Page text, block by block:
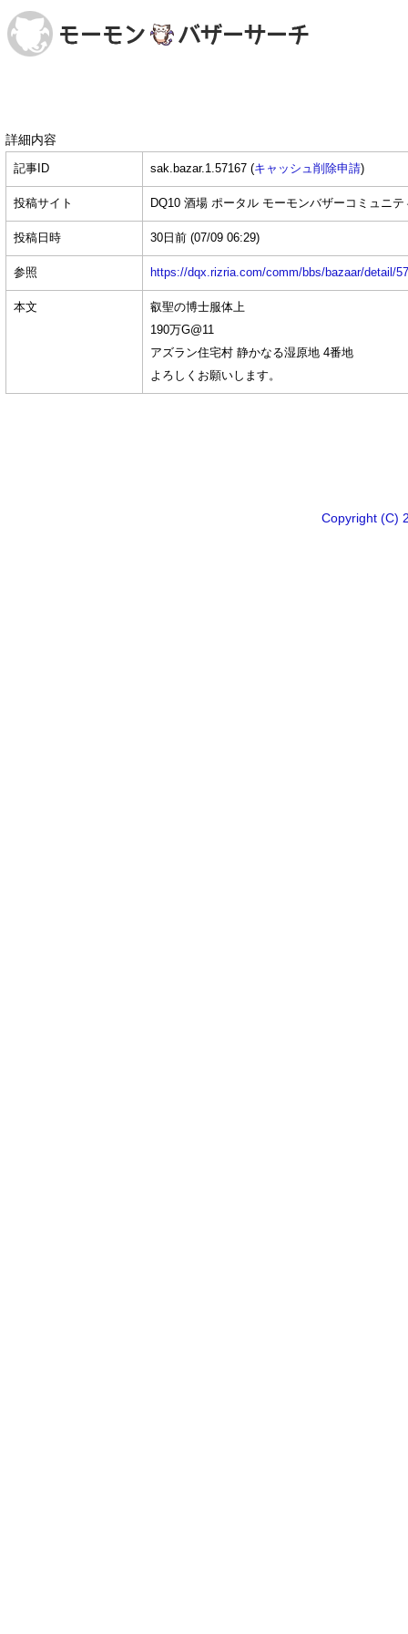
詳細内容
記事ID sak.bazar.1.57167 (キャッシュ削除申請)
投稿サイト DQ10 酒場 ポータル モーモンバザーコミュニテ
投稿日時 30日前 (07/09 06:29)
参照 https://dqx.rizria.com/comm/bbs/bazaar/detail/
本文
叡聖の博士服体上
190万G@11
アズラン住宅村 静かなる湿原地 4番地
よろしくお願いします。
Copyright (C)